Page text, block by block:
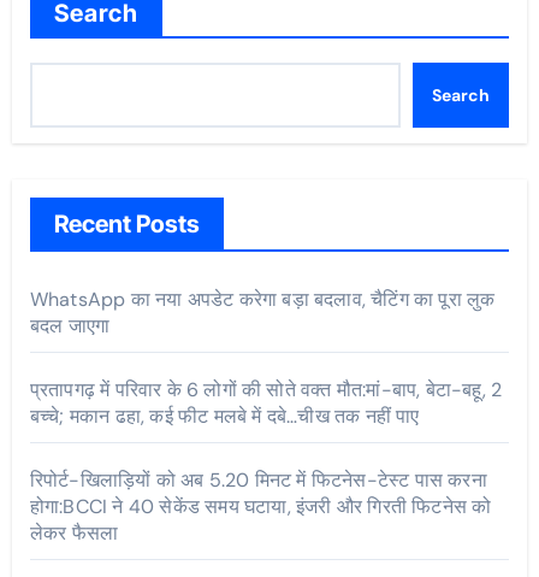
Search
Search
Recent Posts
WhatsApp का नया अपडेट करेगा बड़ा बदलाव, चैटिंग का पूरा लुक
बदल जाएगा
प्रतापगढ़ में परिवार के 6 लोगों की सोते वक्त मौत:मां-बाप, बेटा-बहू, 2
बच्चे; मकान ढहा, कई फीट मलबे में दबे…चीख तक नहीं पाए
रिपोर्ट-खिलाड़ियों को अब 5.20 मिनट में फिटनेस-टेस्ट पास करना
होगा:BCCI ने 40 सेकेंड समय घटाया, इंजरी और गिरती फिटनेस को
लेकर फैसला